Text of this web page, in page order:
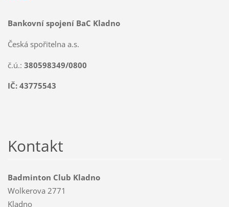
Bankovní spojení BaC Kladno
Česká spořitelna a.s.
č.ú.: 380598349/0800
IČ: 43775543
Kontakt
Badminton Club Kladno
Wolkerova 2771
Kladno